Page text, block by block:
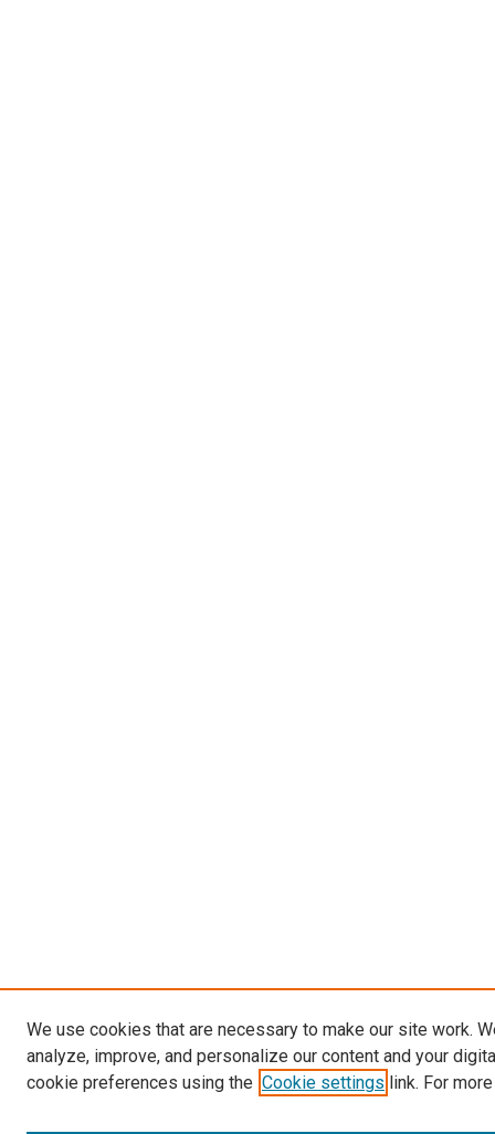
We use cookies that are necessary to make our site work.
analyze, improve, and personalize our content and your
cookie preferences using the Cookie settings link. For